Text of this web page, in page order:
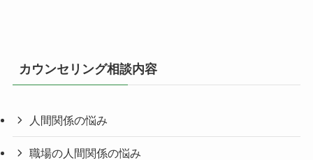
カウンセリング相談内容
人間関係の悩み
職場の人間関係の悩み